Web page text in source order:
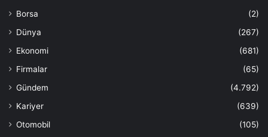
Borsa
(2)
Dünya
(267)
Ekonomi
(681)
Firmalar
(65)
Gündem
(4.792)
Kariyer
(639)
Otomobil
(105)